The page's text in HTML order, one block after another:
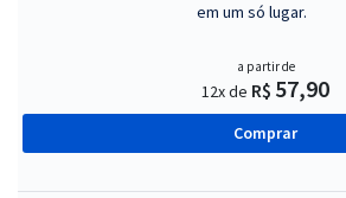
em um só lugar.
a partir de
12x de R$ 57,90
Comprar